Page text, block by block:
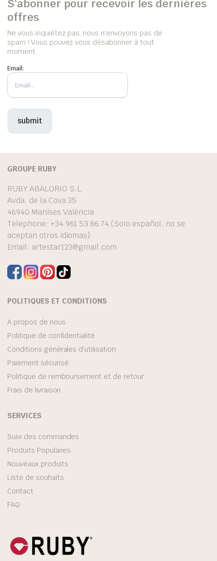
S'abonner pour recevoir les dernières
offres
Ne vous inquiétez pas, nous n'envoyons pas de
spam ! Vous pouvez vous désabonner à tout
moment.
Email:
GROUPE RUBY
RUBY ABALORIO S.L.
Avda. de la Cova 35
46940 Manises València
Telephone: +34 961 53 86 74 (Solo español, no se
aceptan otros idiomas)
Email: artestar123@gmail.com
POLITIQUES ET CONDITIONS
A propos de nous
Politique de confidentialité
Conditions générales d’utilisation
Paiement sécurisé
Politique de remboursement et de retour
Frais de livraison
SERVICES
Suivi des commandes
Produits Populaires
Nouveaux produits
Liste de souhaits
Contact
FAQ